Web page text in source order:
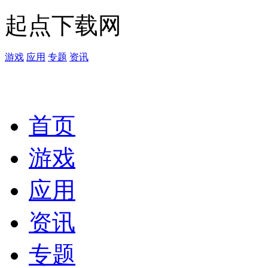
起点下载网
游戏 应用 专题 资讯
首页
游戏
应用
资讯
专题